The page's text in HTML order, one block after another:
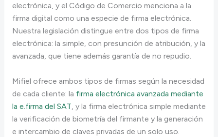
electrónica, y el Código de Comercio menciona a la
firma digital como una especie de firma electrónica.
Nuestra legislación distingue entre dos tipos de firma
electrónica: la simple, con presunción de atribución, y la
avanzada, que tiene además garantía de no repudio.
Mifiel ofrece ambos tipos de firmas según la necesidad
de cada cliente: la firma electrónica avanzada mediante
la e.firma del SAT, y la firma electrónica simple mediante
la verificación de biometría del firmante y la generación
e intercambio de claves privadas de un solo uso.